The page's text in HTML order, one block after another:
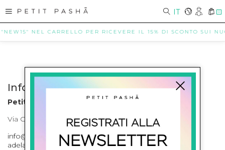
IT 0
NEL CARRELLO PER RICEVERE IL 15% DI SCONTO SUI
Info contatti
Petit Pasha
Via Cilea, 255 Napoli Corso Umberto I 301 Napoli
info@petitpasha.com, petitpasha@hotmail.it,
adelaide.petitpasha@hotmail.com